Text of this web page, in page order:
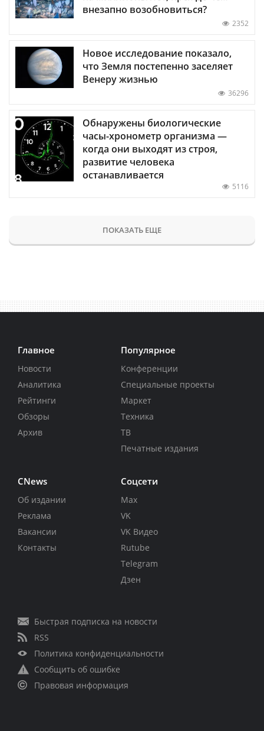
внезапно возобновиться?
2352
Новое исследование показало,
что Земля постепенно заселяет
Венеру жизнью
36296
Обнаружены биологические
часы-хронометр организма —
когда они выходят из строя,
развитие человека
останавливается
5116
ПОКАЗАТЬ ЕЩЕ
Главное
Новости
Аналитика
Рейтинги
Обзоры
Архив
Популярное
Конференции
Специальные проекты
Маркет
Техника
ТВ
Печатные издания
CNews
Об издании
Реклама
Вакансии
Контакты
Соцсети
Max
VK
VK Видео
Rutube
Telegram
Дзен
Быстрая подписка на новости
RSS
Политика конфиденциальности
Сообщить об ошибке
Правовая информация